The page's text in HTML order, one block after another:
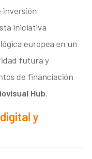
inversión
iniciativa
europea en un
futura y
de financiación
Hub.
y